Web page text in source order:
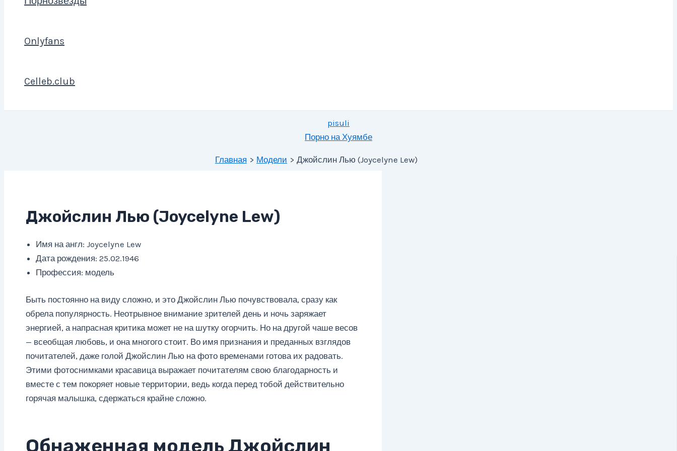
Onlyfans
Celleb.club
pisuli
Порно на Хуямбе
Главная Модели Джойслин Лью (Joycelyne Lew)
Джойслин Лью (Joycelyne Lew)
Имя на англ: Joycelyne Lew
Дата рождения: 25.02.1946
Профессия: модель
Быть постоянно на виду сложно, и это Джойслин Лью почувствовала, сразу как
обрела популярность. Неотрывное внимание зрителей день и ночь заряжает
энергией, а напрасная критика может не на шутку огорчить. Но на другой чаше весов
— всеобщая любовь, и она многого стоит. Во имя признания и преданных взглядов
почитателей, даже голой Джойслин Лью на фото временами готова их радовать.
Этими фотоснимками красавица выражает почитателям свою благодарность и
вместе с тем покоряет новые территории, ведь когда перед тобой действительно
горячая малышка, сдержаться крайне сложно.
Обнаженная модель Джойслин